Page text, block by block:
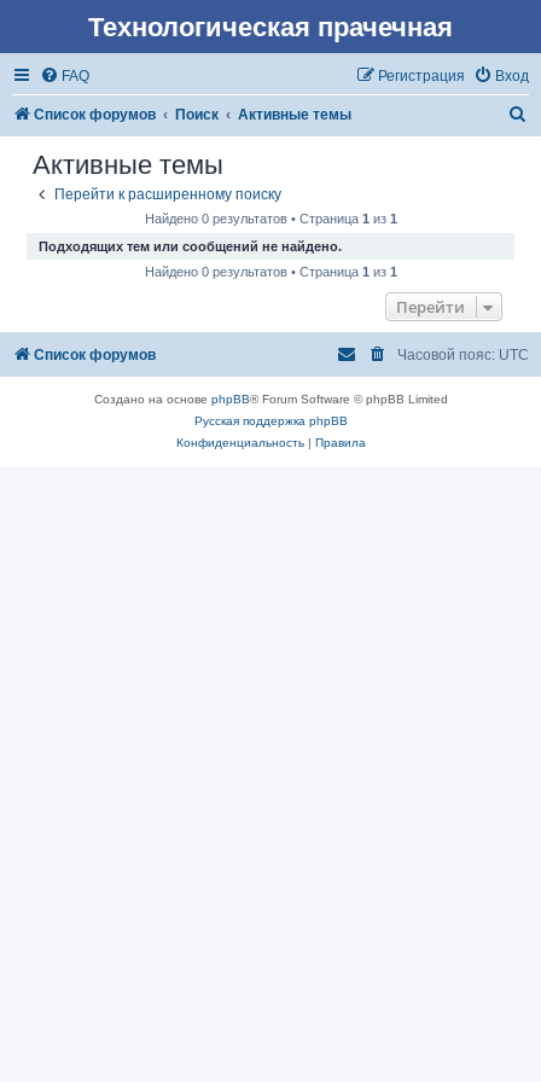
Технологическая прачечная
FAQ Вход
Регистрация
Список форумов Поиск Активные темы
Активные темы
Перейти к расширенному поиску
Найдено 0 результатов • Страница 1 из 1
Подходящих тем или сообщений не найдено.
Найдено 0 результатов • Страница 1 из 1
Перейти
Список форумов Часовой пояс: UTC
Создано на основе phpBB® Forum Software © phpBB Limited
Русская поддержка phpBB
Конфиденциальность| Правила